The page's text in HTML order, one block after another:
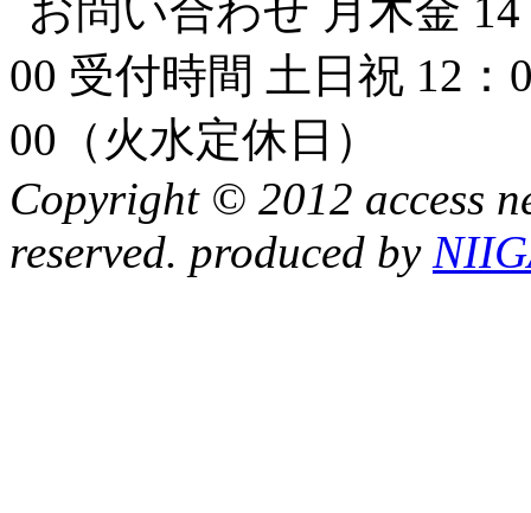
Copyright © 2012 access
reserved. produced by